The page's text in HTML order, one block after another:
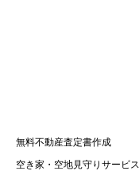
無料不動産査定書作成
空き家・空地見守りサービス